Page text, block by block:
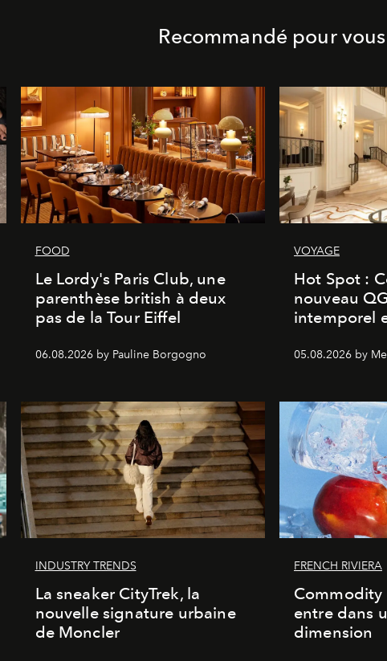
Recommandé pour vous
FOOD
Le Lordy's Paris Club, une
parenthèse british à deux
pas de la Tour Eiffel
06.08.2026 by Pauline Borgogno
VOYAGE
Hot Spot :
nouveau
intemporel
05.08.2026 by
INDUSTRY TRENDS
La sneaker CityTrek, la
nouvelle signature urbaine
de Moncler
FRENCH RIVIERA
Commodity
entre dans
dimension